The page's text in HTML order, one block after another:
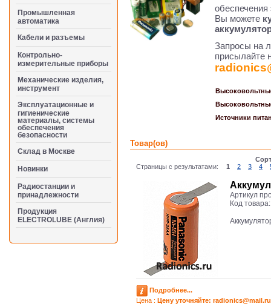
Вы можете
Запросы на
присылайте
Источники
Товар(ов)
Страницы с результатами:
1 2 3 4
Артикул
Код
Подробнее...
Цена : Цену уточняйте: radioniсs@mail.ru
Промышленная
автоматика
Кабели и разъемы
Контрольно-
измерительные приборы
Механические изделия,
инструмент
Эксплуатационные и
гигиенические
материалы, системы
обеспечения
безопасности
Cклад в Москве
Новинки
Радиостанции и
принадлежности
Продукция
ELECTROLUBE (Англия)